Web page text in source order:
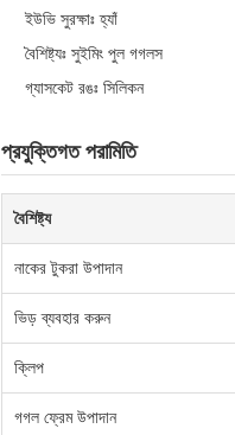
ইউভি সুরক্ষাঃ হ্যাঁ
বৈশিষ্ট্যঃ সুইমিং পুল গগলস
গ্যাসকেট রঙঃ সিলিকন
প্রযুক্তিগত পরামিতি
বৈশিষ্ট্য
নাকের টুকরা উপাদান
ভিড় ব্যবহার করুন
ক্লিপ
গগল ফ্রেম উপাদান